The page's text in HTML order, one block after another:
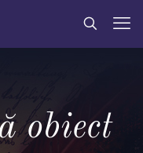
obiect